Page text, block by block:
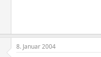
8. Januar 2004